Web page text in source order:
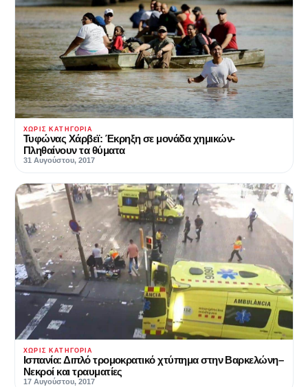
ΧΩΡΊΣ ΚΑΤΗΓΟΡΊΑ
Τυφώνας Χάρβεϊ: Έκρηξη σε μονάδα χημικών-
Πληθαίνουν τα θύματα
31 Αυγούστου, 2017
ΧΩΡΊΣ ΚΑΤΗΓΟΡΊΑ
Ισπανία: Διπλό τρομοκρατικό χτύπημα στην Βαρκελώνη–
Νεκροί και τραυματίες
17 Αυγούστου, 2017